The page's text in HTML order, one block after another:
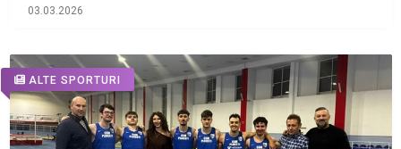
03.03.2026
ALTE SPORTURI